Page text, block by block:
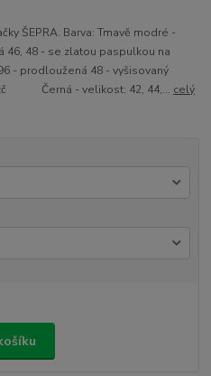
ŠEPRA. Barva: Tmavě modré -
46, 48 - se zlatou paspulkou na
48 - vyšisovaný
Černá - velikost: 42, 44,... celý